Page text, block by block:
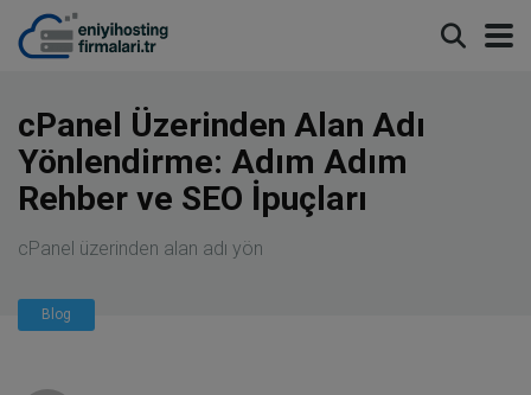
cPanel Üzerinden Alan Adı
Yönlendirme: Adım Adım
Rehber ve SEO İpuçları
cPanel üzerinden alan adı yön
Blog